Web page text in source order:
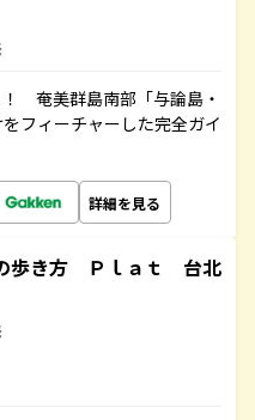
奄美群島南部「与論島・
フィーチャーした完全ガイ
詳細を見る
歩き方 Ｐｌａｔ 台北